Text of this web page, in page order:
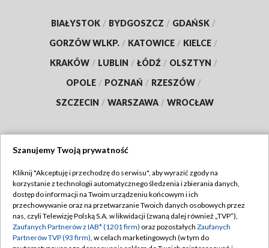
BIAŁYSTOK / BYDGOSZCZ / GDAŃSK /
GORZÓW WLKP. / KATOWICE / KIELCE /
KRAKÓW / LUBLIN / ŁÓDŹ / OLSZTYN /
OPOLE / POZNAŃ / RZESZÓW /
SZCZECIN / WARSZAWA / WROCŁAW
TVP
Abonament TVP
Emisja w TVP
Centrum informacji TVP
Regulamin TVP
Polityka prywatności
Szanujemy Twoją prywatność
Kliknij "Akceptuję i przechodzę do serwisu", aby wyrazić zgody na
korzystanie z technologii automatycznego śledzenia i zbierania danych,
dostęp do informacji na Twoim urządzeniu końcowym i ich
przechowywanie oraz na przetwarzanie Twoich danych osobowych przez
nas, czyli Telewizję Polską S.A. w likwidacji (zwaną dalej również „TVP”),
Zaufanych Partnerów z IAB* (1201 firm) oraz pozostałych Zaufanych
Partnerów TVP (93 firm), w celach marketingowych (w tym do